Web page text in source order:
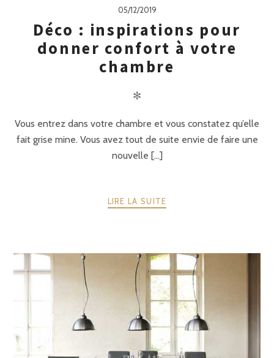
05/12/2019
Déco : inspirations pour
donner confort à votre
chambre
✻
Vous entrez dans votre chambre et vous constatez qu’elle
fait grise mine. Vous avez tout de suite envie de faire une
nouvelle [...]
LIRE LA SUITE